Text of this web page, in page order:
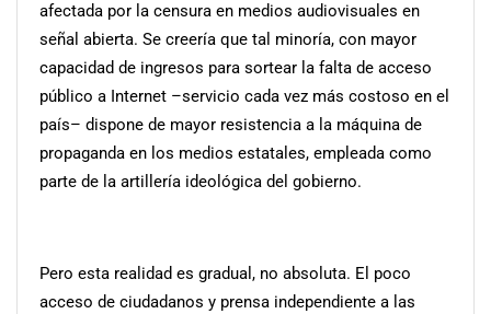
afectada por la censura en medios audiovisuales en
señal abierta. Se creería que tal minoría, con mayor
capacidad de ingresos para sortear la falta de acceso
público a Internet –servicio cada vez más costoso en el
país– dispone de mayor resistencia a la máquina de
propaganda en los medios estatales, empleada como
parte de la artillería ideológica del gobierno.
Pero esta realidad es gradual, no absoluta. El poco
acceso de ciudadanos y prensa independiente a las